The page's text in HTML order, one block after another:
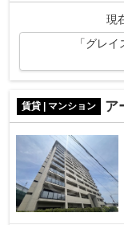
現
「グレ
賃貸 | マンション ア